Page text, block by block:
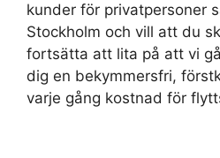
kunder för privatpersoner
Stockholm och vill att du
fortsätta att lita på att vi
dig en bekymmersfri,
varje gång kostnad för